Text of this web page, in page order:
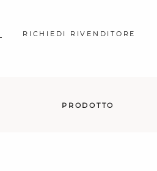
RICHIEDI RIVENDITORE
PRODOTTO